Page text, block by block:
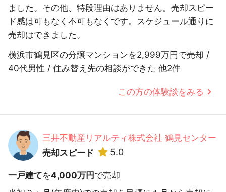
ました。その他、特段理由はありません。売却スピー
ド感は可もなく不可もなくです。スケジュール通りに
売却はできました。
横浜市鶴見区の分譲マンションを2,999万円で売却 /
40代男性 / 住み替え先の相談ができた 他2件
この方の体験談をみる
三井不動産リアルティ株式会社 鶴見センター
売却スピード
5.0
一戸建てを4,000万円で売却